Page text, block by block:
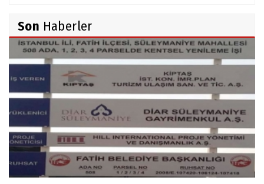
TÜRK DEVLETLERİ TEŞKİLATI'NI ANLAMAK
M. Şevket Atalay
Nüfus ve Seçmen sayıları tutarsızlığı
Misafir Yazar
Yapay zekâ platformlarında ebeveyn
kontrolü sağlamak
Son Haberler